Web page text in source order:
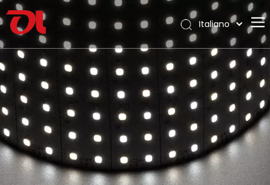
Casa
Chi siamo
Prodotti
Applicazione
Supporto
Scarica
Italiano
العربية
Français
Pусский
Español
Português
Deutsch
日本語
한국어